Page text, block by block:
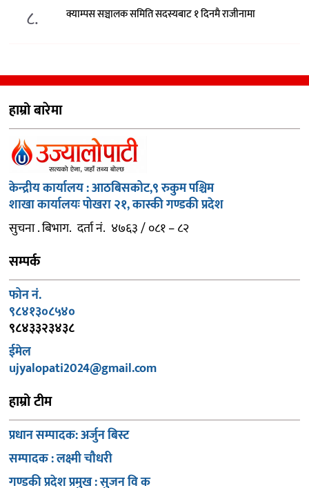
८. क्याम्पस सञ्चालक समिति सदस्यबाट १ दिनमै राजीनामा
हाम्रो बारेमा
केन्द्रीय कार्यालय : आठबिसकोट,९ रुकुम पश्चिम
शाखा कार्यालयः पोखरा २१, कास्की गण्डकी प्रदेश
सुचना . बिभाग. दर्ता नं. ४७६३ / ०८१ – ८२
सम्पर्क
फोन नं.
९८४१३०८५४०
९८४३३२३४३८
ईमेल
ujyalopati2024@gmail.com
हाम्रो टीम
प्रधान सम्पादक: अर्जुन बिस्ट
सम्पादक : लक्ष्मी चौधरी
गण्डकी प्रदेश प्रमुख : सुजन वि क